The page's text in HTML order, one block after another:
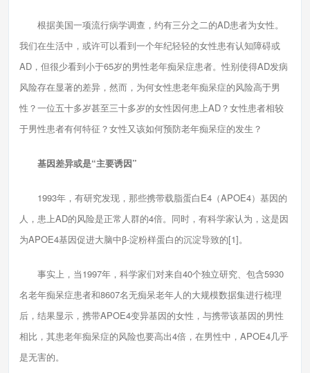
根据美国一项流行病学调查，约有三分之二的AD患者为女性。
我们在生活中，或许可以看到一个年纪轻轻的女性患有认知障碍或
AD，但很少看到小于65岁的男性老年痴呆症患者。性别使得AD发病
风险存在显著的差异，然而，为何女性患老年痴呆症的风险高于男
性？一位五十多岁甚至三十多岁的女性因何患上AD？女性患者相较
于男性患者有何特征？女性又该如何预防老年痴呆症的发生？
基因差异或是“主要诱因”
1993年，有研究发现，那些携带载脂蛋白E4（APOE4）基因的
人，患上AD的风险是正常人群的4倍。同时，有科学家认为，这是因
为APOE4基因促进大脑中β-淀粉样蛋白的沉淀导致的[1]。
事实上，当1997年，科学家们对来自40个独立研究、包含5930
名老年痴呆症患者和8607名无痴呆老年人的大规模数据集进行梳理
后，结果显示，携带APOE4变异基因的女性，与携带该基因的男性
相比，其患老年痴呆症的风险也要高出4倍，在男性中，APOE4几乎
是无害的。